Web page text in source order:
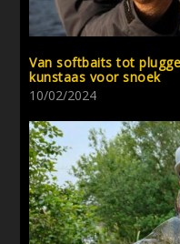
Van softbaits tot
kunstaas voor snoek
10/02/2024